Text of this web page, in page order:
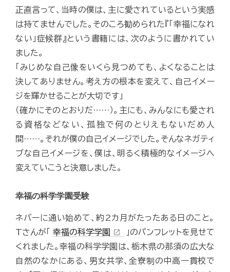
正直言って、当時の僕は、主に愛されているという実感
は持てませんでした。そのころ勧められた『「幸福になれ
ない」症候群』という書籍には、次のように書かれてい
ました。
「みじめな自己像をいくら見つめても、よくなることは
決してありません。考え方の根本を変えて、自己イメー
ジを輝かせることが大切です」
（確かにそのとおりだ……）。主にも、みんなにも愛され
る資格などない、孤独で何のとりえもないだめ人
間……。それが僕の自己イメージでした。そんなネガティ
ブな自己イメージを、僕は、明るく積極的なイメージへ
変えていこうと決意しました。
幸福の科学学園受験
ネバーに通い始めて、約2カ月がたったある日のこと。
Tさんが「 幸福の科学学園 open_in_new
」のパンフレットを見せて
くれました。幸福の科学学園は、栃木県の那須の広大な
自然のなかにある、男女共学、全寮制の中高一貫校で